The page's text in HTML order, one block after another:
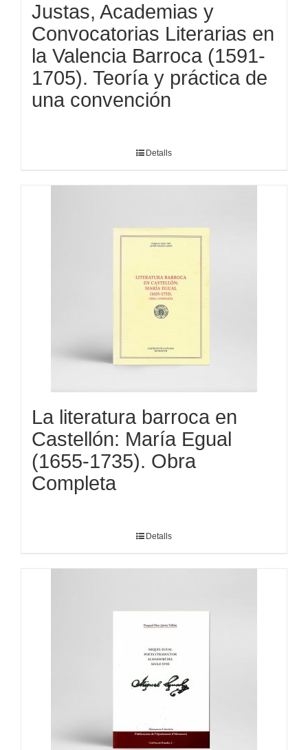
Justas, Academias y
Convocatorias Literarias en
la Valencia Barroca (1591-
1705). Teoría y práctica de
una convención
Detalls
La literatura barroca en
Castellón: María Egual
(1655-1735). Obra
Completa
Detalls